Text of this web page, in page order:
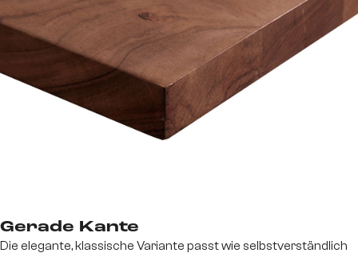
Gerade Kante
Die elegante, klassische Variante passt wie selbstverständlich